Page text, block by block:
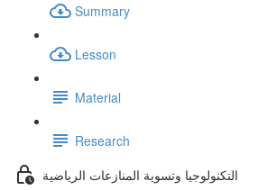
Summary
Lesson
Material
Research
التكنولوجيا وتسوية المنازعات الرياضية